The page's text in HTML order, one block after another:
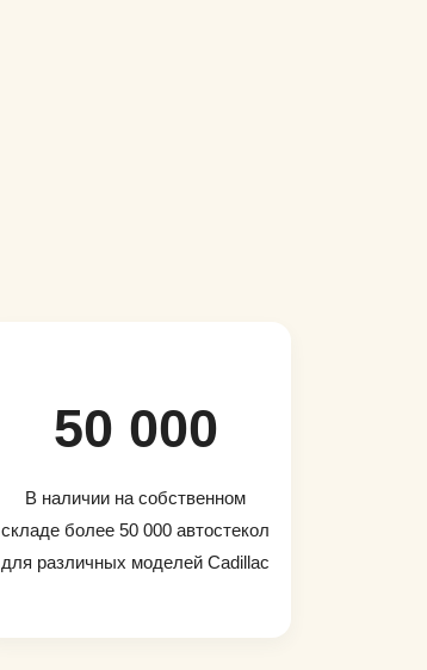
50 000
В наличии на собственном
складе более 50 000 автостекол
для различных моделей Cadillac